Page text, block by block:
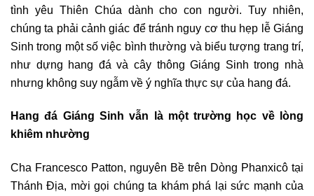
tình yêu Thiên Chúa dành cho con người. Tuy nhiên,
chúng ta phải cảnh giác để tránh nguy cơ thu hẹp lễ Giáng
Sinh trong một số việc bình thường và biểu tượng trang trí,
như dựng hang đá và cây thông Giáng Sinh trong nhà
nhưng không suy ngẫm về ý nghĩa thực sự của hang đá.
Hang đá Giáng Sinh vẫn là một trường học về lòng
khiêm nhường
Cha Francesco Patton, nguyên Bề trên Dòng Phanxicô tại
Thánh Địa, mời gọi chúng ta khám phá lại sức mạnh của